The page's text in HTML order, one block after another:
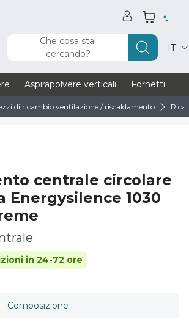
Che cosa stai
cercando?
IT
Aspirapolvere verticali Fornetti
di ricambio ventilazione / riscaldamento
centrale circolare
Energysilence 1030
in 24-72 ore
Composizione